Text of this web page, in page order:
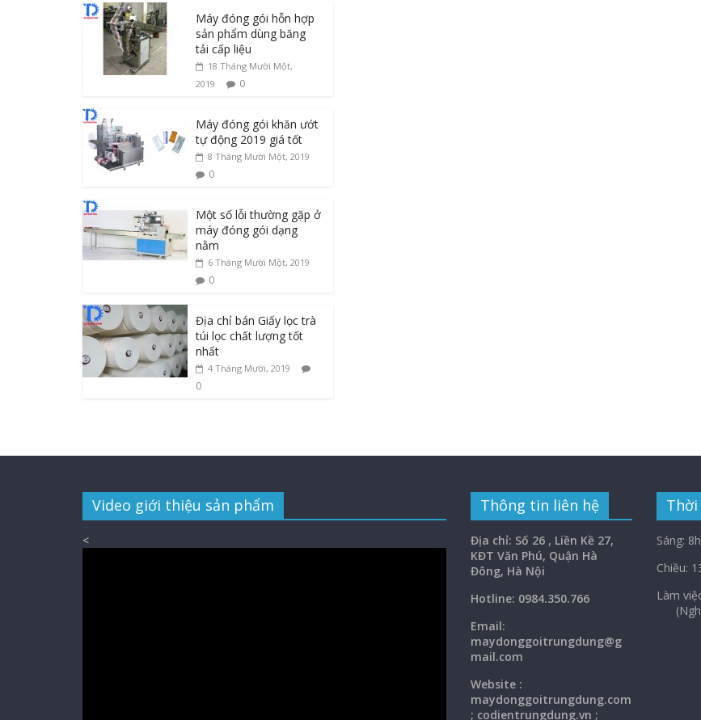
Máy đóng gói hỗn hợp
sản phẩm dùng băng
tải cấp liệu
18 Tháng Mười Một,
2019
0
Máy đóng gói khăn ướt
tự động 2019 giá tốt
8 Tháng Mười Một, 2019
0
Một số lỗi thường gặp ở
máy đóng gói dạng
nằm
6 Tháng Mười Một, 2019
0
Địa chỉ bán Giấy lọc trà
túi lọc chất lượng tốt
nhất
4 Tháng Mười, 2019
0
Video giới thiệu sản phẩm
<
Thông tin liên hệ
Địa chỉ: Số 26 , Liền Kề 27,
KĐT Văn Phú, Quận Hà
Đông, Hà Nội
Hotline: 0984.350.766
Email:
maydonggoitrungdung@g
mail.com
Website :
maydonggoitrungdung.com
; codientrungdung.vn ;
Thời
Sáng:
Chiều:
Làm
(Nghỉ